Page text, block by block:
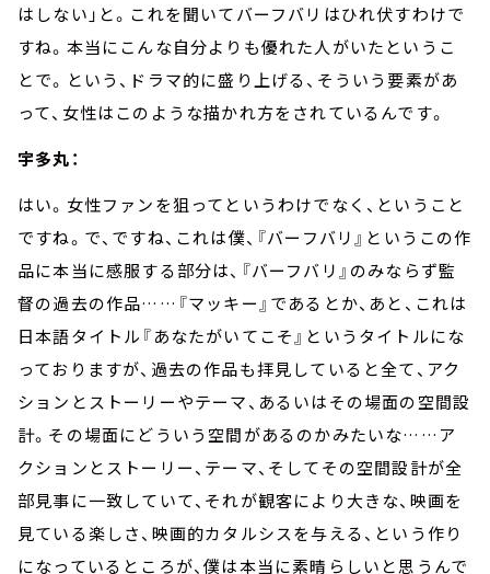
はしない」と。これを聞いてバーフバリはひれ伏すわけで
すね。本当にこんな自分よりも優れた人がいたというこ
とで。という、ドラマ的に盛り上げる、そういう要素があ
って、女性はこのような描かれ方をされているんです。
宇多丸：
はい。女性ファンを狙ってというわけでなく、ということ
ですね。で、ですね、これは僕、『バーフバリ』というこの作
品に本当に感服する部分は、『バーフバリ』のみならず監
督の過去の作品…… 『マッキー』であるとか、あと、これは
日本語タイトル『あなたがいてこそ』というタイトルにな
っておりますが、過去の作品も拝見していると全て、アク
ションとストーリーやテーマ、あるいはその場面の空間設
計。その場面にどういう空間があるのかみたいな…… ア
クションとストーリー、テーマ、そしてその空間設計が全
部見事に一致していて、それが観客により大きな、映画を
見ている楽しさ、映画的カタルシスを与える、という作り
になっているところが、僕は本当に素晴らしいと思うんで